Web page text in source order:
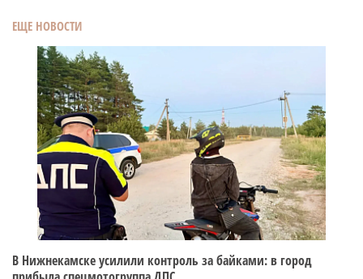
ЕЩЕ НОВОСТИ
В Нижнекамске усилили контроль за байками: в город